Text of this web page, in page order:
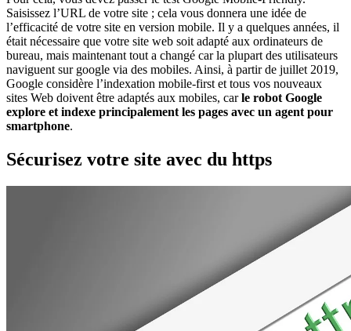
Saisissez l’URL de votre site ; cela vous donnera une idée de
l’efficacité de votre site en version mobile. Il y a quelques années, il
était nécessaire que votre site web soit adapté aux ordinateurs de
bureau, mais maintenant tout a changé car la plupart des utilisateurs
naviguent sur google via des mobiles. Ainsi, à partir de juillet 2019,
Google considère l’indexation mobile-first et tous vos nouveaux
sites Web doivent être adaptés aux mobiles, carle robot Google
explore et indexe principalement les pages avec un agent pour
smartphone.
Sécurisez votre site avec du https